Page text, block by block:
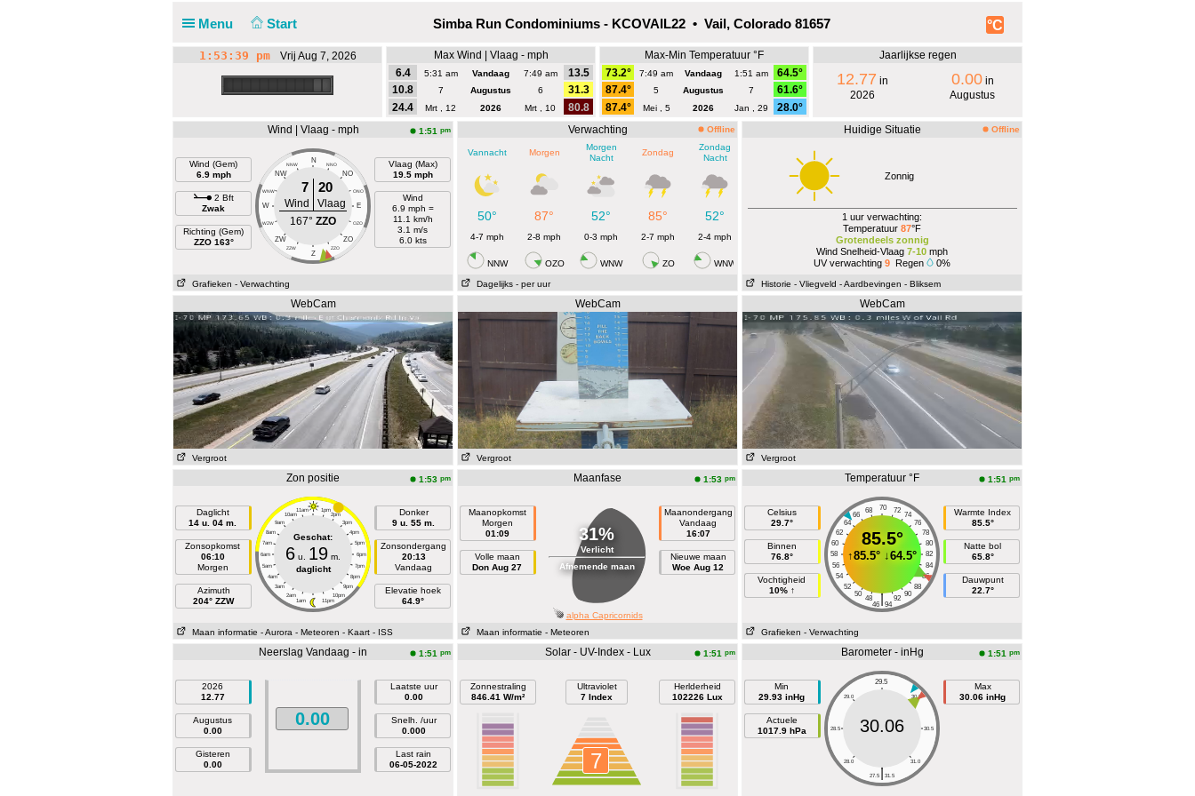
Menu Start °C
Simba Run Condominiums - KCOVAIL22 • Vail, Colorado 81657
1:53:40 pm Vrij Aug 7, 2026
Max Wind | Vlaag - mph
6.4
5:31 am Vandaag 7:49 am
13.5
10.8
7 Augustus 6
31.3
24.4
Mrt , 12 2026 Mrt , 10 80.8
Max-Min Temperatuur °F
73.2°
7:49 am Vandaag 1:51 am
64.5°
87.4°
5 Augustus 7
61.6°
87.4°
Mei , 5 2026 Jan , 29 28.0°
Jaarlijkse regen
12.77 in
2026
0.00in
Augustus
Wind | Vlaag - mph 1:51 pm
Wind (Gem)
6.9 mph
2 Bft
Zwak
Richting (Gem)
ZZO 163°
N
NNW NNO
NW NO
WNW ONO
W E
WZW OZO
ZW ZO
ZZW ZZO
Z
7 20
Wind
Vlaag
167° ZZO
Vlaag (Max)
19.5 mph
Wind
6.9 mph =
11.1 km/h
3.1 m/s
6.0 kts
Grafieken - Verwachting
Verwachting Offline
Vannacht Morgen
Morgen
Nacht
Zondag
Zondag
Nacht
50° 87° 52° 85° 52°
4-7 mph 2-8 mph 0-3 mph 2-7 mph 2-4 mph
NNW OZO WNW ZO WNW
Dagelijks - per uur
Huidige Situatie Offline
Zonnig
1 uur verwachting:
Temperatuur 87°F
Grotendeels zonnig
Wind Snelheid-Vlaag 7-10 mph
UV verwachting 9 Regen 0%
Historie - Vliegveld - Aardbevingen - Bliksem
WebCam
Vergroot
WebCam
Vergroot
WebCam
Vergroot
Zon positie 1:53 pm
Daglicht
14 u. 04 m.
Zonsopkomst
06:10
Morgen
Azimuth
204° ZZW
11am 1pm
10am 2pm
9am 3pm
8am 4pm
7am 5pm
6am 6pm
5am 7pm
4am 8pm
3am 9pm
2am 10pm
1am 11pm
Geschat:
6 u. 19 m.
daglicht
Donker
9 u. 55 m.
Zonsondergang
20:13
Vandaag
Elevatie hoek
64.9°
Maan informatie - Aurora - Meteoren - Kaart - ISS
Maanfase 1:53 pm
Maanopkomst
Morgen
01:09
Volle maan
Don Aug 27
31%
Verlicht
Afnemende maan
Maanondergang
Vandaag
16:07
Nieuwe maan
Woe Aug 12
alpha Capricornids
Maan informatie - Meteoren
Temperatuur °F 1:51 pm
Celsius
29.7°
Binnen
76.8°
Vochtigheid
10% ↑
70
68 72
66
74
64
76
62
78
60
80
58
82
56
84
54
86
52
88
50
90
48 92
|
46 94
85.5°
↑85.5° ↓64.5°
Warmte Index
85.5°
Natte bol
65.8°
Dauwpunt
22.7°
Grafieken - Verwachting
Neerslag Vandaag - in 1:51 pm
2026
12.77
Augustus
0.00
Gisteren
0.00
0.00
Laatste uur
0.00
Snelh. /uur
0.000
Last rain
06-05-2022
Solar - UV-Index - Lux 1:51 pm
Zonnestraling
846.41 W/m²
Ultraviolet
7 Index
7
Herlderheid
102226 Lux
Barometer - inHg 1:51 pm
Min
29.93 inHg
Actuele
1017.9 hPa
29.5
29.0 30.0
28.5 30.5
28.0 31.0
|
27.5 31.5
30.06
Max
30.06 inHg